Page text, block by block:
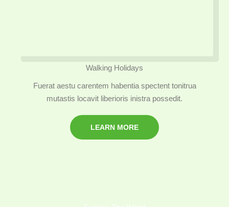
Walking Holidays
Fuerat aestu carentem habentia spectent tonitrua
mutastis locavit liberioris inistra possedit.
LEARN MORE